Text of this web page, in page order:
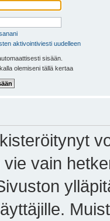
aktivointiviesti uudelleen
sisään.
olemiseni tällä kertaa
vain